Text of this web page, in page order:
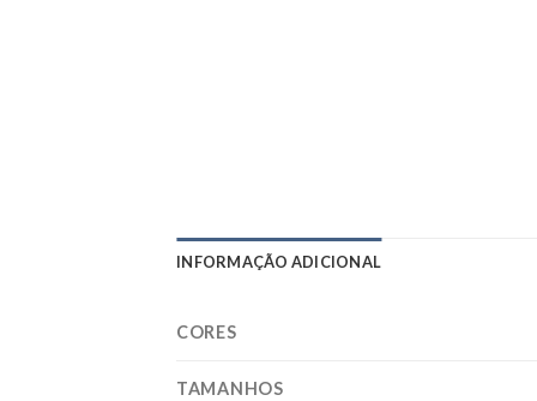
INFORMAÇÃO ADICIONAL
CORES
TAMANHOS